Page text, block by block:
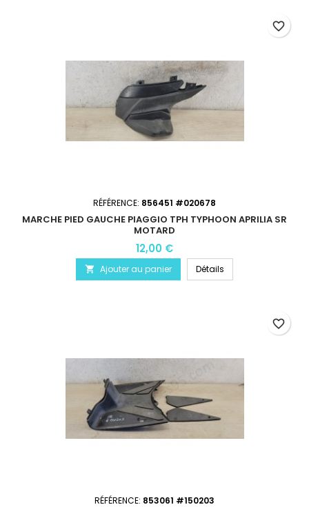
RÉFÉRENCE: 856451 #020678
MARCHE PIED GAUCHE PIAGGIO TPH TYPHOON APRILIA SR
MOTARD
12,00 €
 Ajouter au panier Détails
favorite_border
RÉFÉRENCE: 853061 #150203
favorite_border